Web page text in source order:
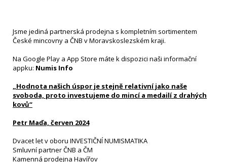
Jsme jediná partnerská prodejna s kompletním sortimentem
České mincovny a ČNB v Moravskoslezském kraji.
Na Google Play a App Store máte k dispozici naši informační
appku: Numis Info
„Hodnota našich úspor je stejně relativní jako naše
svoboda, proto investujeme do mincí a medailí z drahých
kovů“
Petr Maďa, červen 2024
Dvacet let v oboru INVESTIČNÍ NUMISMATIKA
Smluvní partner ČNB a ČM
Kamenná prodejna Havířov